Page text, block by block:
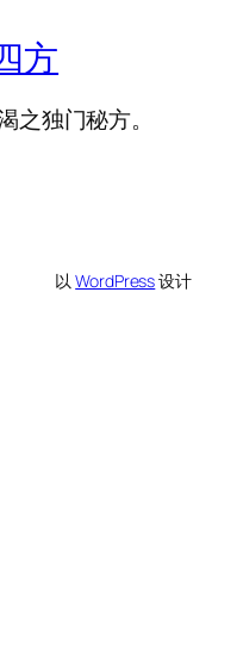
方
之独门秘方。
以WordPress设计